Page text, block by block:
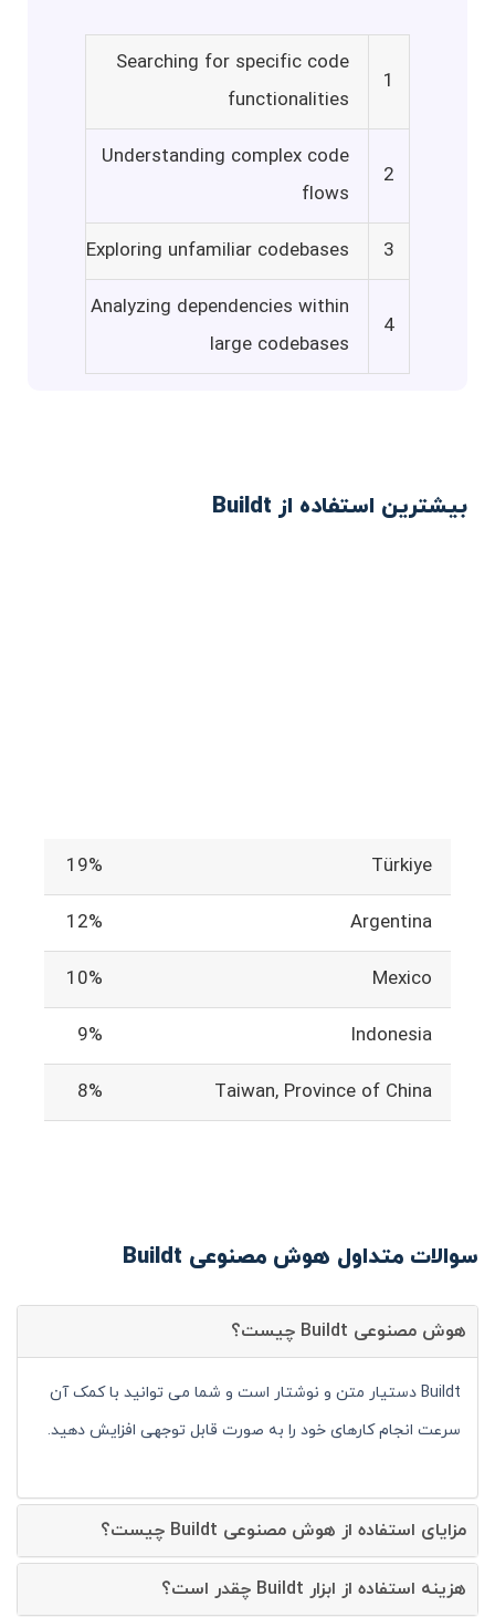
1
Searching for specific code
functionalities
2
Understanding complex code
flows
3
Exploring unfamiliar codebases
4
Analyzing dependencies within
large codebases
بیشترین استفاده از Buildt
Türkiye
19%
Argentina
12%
Mexico
10%
Indonesia
9%
Taiwan, Province of China
8%
سوالات متداول هوش مصنوعی Buildt
هوش مصنوعی Buildt چیست؟
Buildt دستیار متن و نوشتار است و شما می توانید با کمک آن
سرعت انجام کارهای خود را به صورت قابل توجهی افزایش دهید.
مزایای استفاده از هوش مصنوعی Buildt چیست؟
هزینه استفاده از ابزار Buildt چقدر است؟